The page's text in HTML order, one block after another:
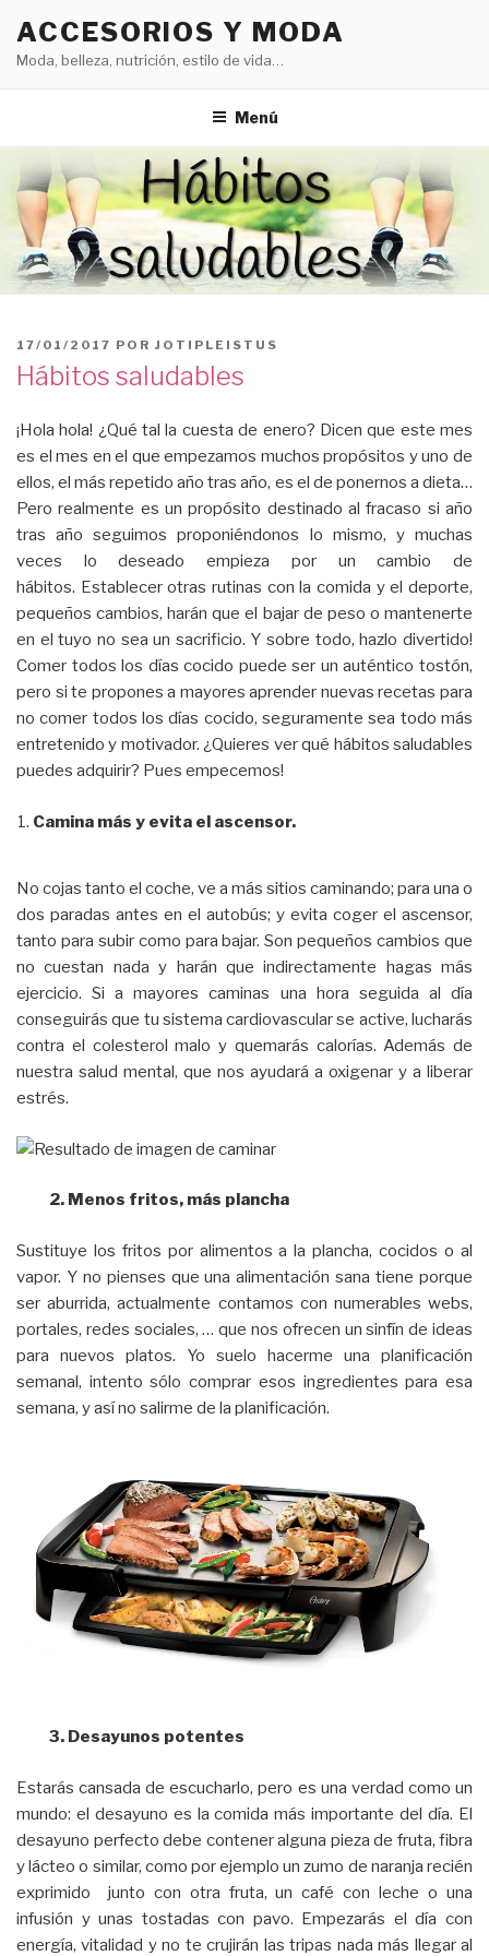
contenido
ACCESORIOS Y MODA
Moda, belleza, nutrición, estilo de vida…
Menú
PUBLICADO
EL
17/01/2017 POR JOTIPLEISTUS
Hábitos saludables
¡Hola hola! ¿Qué tal la cuesta de enero? Dicen que este mes
es el mes en el que empezamos muchos propósitos y uno de
ellos, el más repetido año tras año, es el de ponernos a dieta…
Pero realmente es un propósito destinado al fracaso si año
tras año seguimos proponiéndonos lo mismo, y muchas
veces lo deseado empieza por un cambio de
hábitos. Establecer otras rutinas con la comida y el deporte,
pequeños cambios, harán que el bajar de peso o mantenerte
en el tuyo no sea un sacrificio. Y sobre todo, hazlo divertido!
Comer todos los días cocido puede ser un auténtico tostón,
pero si te propones a mayores aprender nuevas recetas para
no comer todos los días cocido, seguramente sea todo más
entretenido y motivador. ¿Quieres ver qué hábitos saludables
puedes adquirir? Pues empecemos!
Camina más y evita el ascensor.
No cojas tanto el coche, ve a más sitios caminando; para una o
dos paradas antes en el autobús; y evita coger el ascensor,
tanto para subir como para bajar. Son pequeños cambios que
no cuestan nada y harán que indirectamente hagas más
ejercicio. Si a mayores caminas una hora seguida al día
conseguirás que tu sistema cardiovascular se active, lucharás
contra el colesterol malo y quemarás calorías. Además de
nuestra salud mental, que nos ayudará a oxigenar y a liberar
estrés.
2. Menos fritos, más plancha
Sustituye los fritos por alimentos a la plancha, cocidos o al
vapor. Y no pienses que una alimentación sana tiene porque
ser aburrida, actualmente contamos con numerables webs,
portales, redes sociales, … que nos ofrecen un sinfín de ideas
para nuevos platos. Yo suelo hacerme una planificación
semanal, intento sólo comprar esos ingredientes para esa
semana, y así no salirme de la planificación.
3. Desayunos potentes
Estarás cansada de escucharlo, pero es una verdad como un
mundo: el desayuno es la comida más importante del día. El
desayuno perfecto debe contener alguna pieza de fruta, fibra
y lácteo o similar, como por ejemplo un zumo de naranja recién
exprimido junto con otra fruta, un café con leche o una
infusión y unas tostadas con pavo. Empezarás el día con
energía, vitalidad y no te crujirán las tripas nada más llegar al